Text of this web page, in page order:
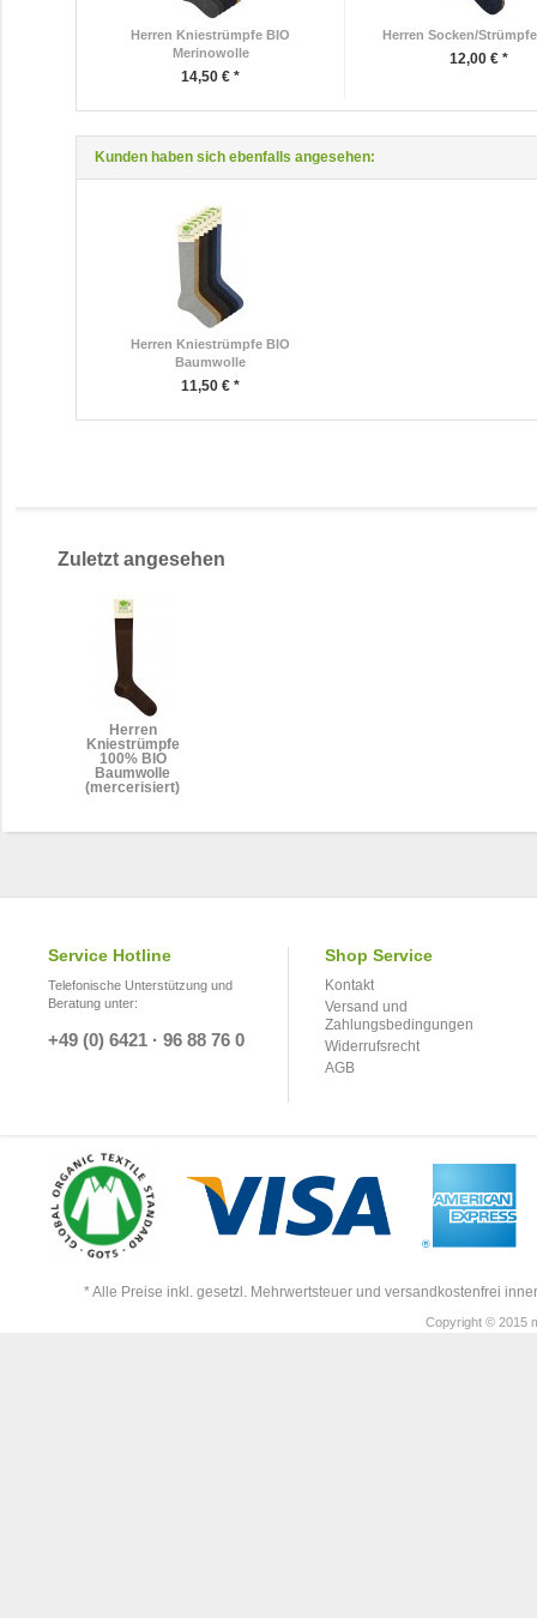
Herren Kniestrümpfe BIO
Merinowolle
14,50 € *
Herren Socken/
12,00 € *
Kunden haben sich ebenfalls angesehen:
Herren Kniestrümpfe BIO
Baumwolle
11,50 € *
Zuletzt angesehen
Herren
Kniestrümpfe
100% BIO
Baumwolle
(mercerisiert)
Service Hotline
Telefonische Unterstützung und
Beratung unter:
+49 (0) 6421 · 96 88 76 0
Shop Service
Kontakt
Versand und
Zahlungsbedingungen
Widerrufsrecht
AGB
* Alle Preise inkl. gesetzl. Mehrwertsteuer und versandkostenfrei
Copyright © 2015